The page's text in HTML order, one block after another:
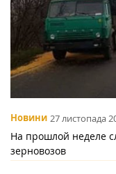
Новини 27 листопада
На прошлой неделе
зерновозов